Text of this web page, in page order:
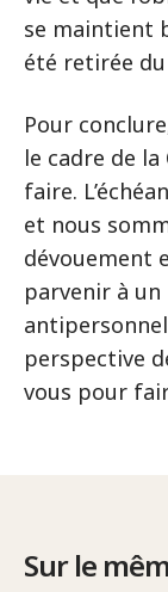
se maintient
été retirée du
Pour
le cadre de
faire.
et nous
dévouement
parvenir à un
perspective
vous pour
Sur le